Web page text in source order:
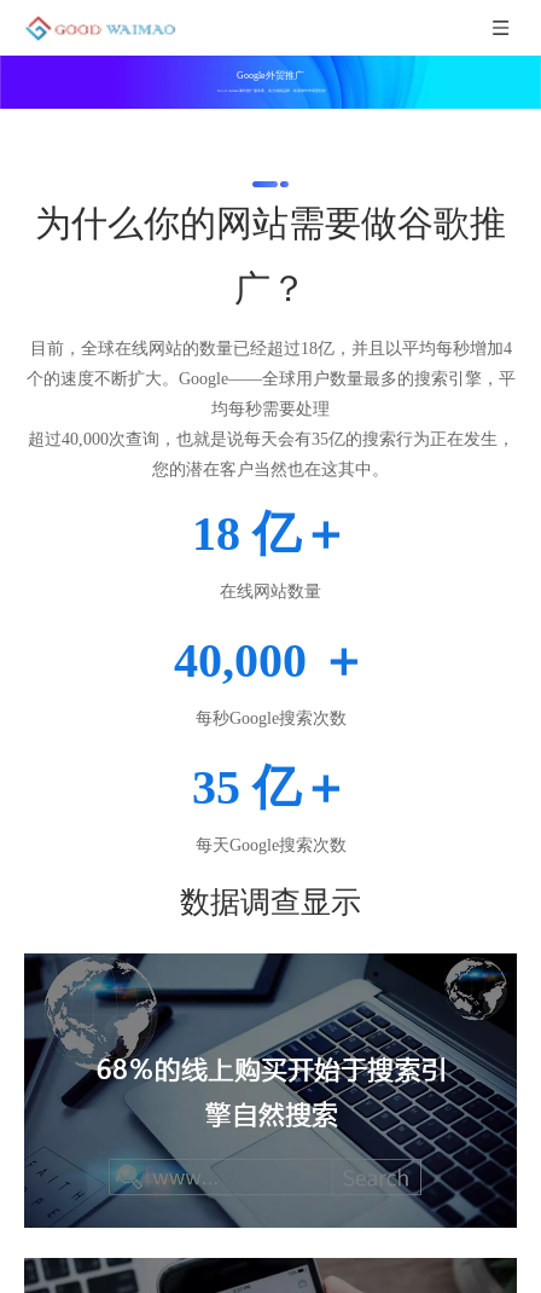
Good waimao海外推广服务商，实力成就品牌，拓展海外市场更轻松
Google外贸推广
为什么你的网站需要做谷歌推
广？
目前，全球在线网站的数量已经超过18亿，并且以平均每秒增加4
个的速度不断扩大。Google——全球用户数量最多的搜索引擎，平
均每秒需要处理
超过40,000次查询，也就是说每天会有35亿的搜索行为正在发生，
您的潜在客户当然也在这其中。
18 亿＋
在线网站数量
40,000 ＋
每秒Google搜索次数
35 亿＋
每天Google搜索次数
数据调查显示